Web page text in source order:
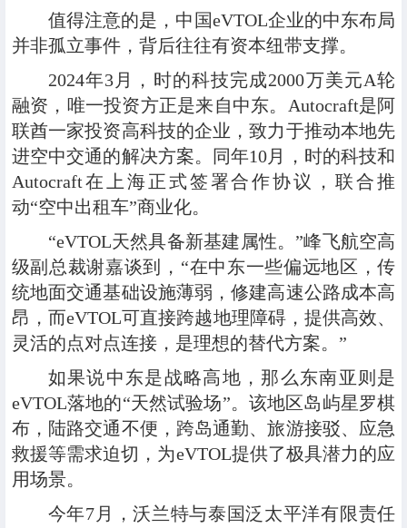
值得注意的是，中国eVTOL企业的中东布局
并非孤立事件，背后往往有资本纽带支撑。
2024年3月，时的科技完成2000万美元A轮
融资，唯一投资方正是来自中东。Autocraft是阿
联酋一家投资高科技的企业，致力于推动本地先
进空中交通的解决方案。同年10月，时的科技和
Autocraft在上海正式签署合作协议，联合推
动“空中出租车”商业化。
“eVTOL天然具备新基建属性。”峰飞航空高
级副总裁谢嘉谈到，“在中东一些偏远地区，传
统地面交通基础设施薄弱，修建高速公路成本高
昂，而eVTOL可直接跨越地理障碍，提供高效、
灵活的点对点连接，是理想的替代方案。”
如果说中东是战略高地，那么东南亚则是
eVTOL落地的“天然试验场”。该地区岛屿星罗棋
布，陆路交通不便，跨岛通勤、旅游接驳、应急
救援等需求迫切，为eVTOL提供了极具潜力的应
用场景。
今年7月，沃兰特与泰国泛太平洋有限责任